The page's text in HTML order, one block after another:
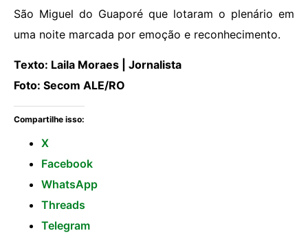
São Miguel do Guaporé que lotaram o plenário em
uma noite marcada por emoção e reconhecimento.
Texto: Laila Moraes | Jornalista
Foto: Secom ALE/RO
Compartilhe isso:
X
Facebook
WhatsApp
Threads
Telegram